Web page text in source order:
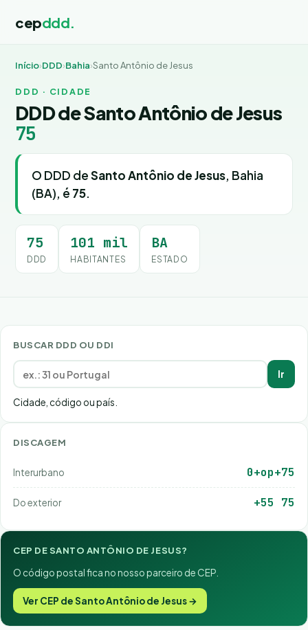
cepddd.
Início›DDD›Bahia›Santo Antônio de Jesus
DDD · CIDADE
DDD de Santo Antônio de Jesus
75
O DDD deSanto Antônio de Jesus, Bahia
(BA), é 75.
75
DDD
101 mil
HABITANTES
BA
ESTADO
BUSCAR DDD OU DDI
Ir
Cidade, código ou país.
DISCAGEM
Interurbano 0+op+75
Do exterior +55 75
CEP DE SANTO ANTÔNIO DE JESUS?
O código postal fica no nosso parceiro de CEP.
Ver CEP de Santo Antônio de Jesus →